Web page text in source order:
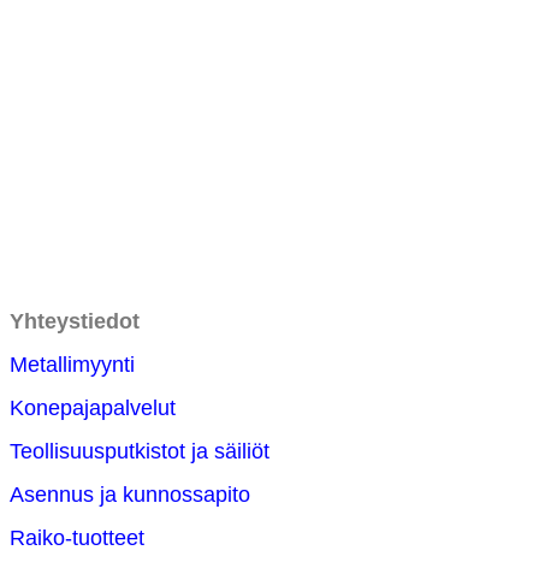
Yhteystiedot
Metallimyynti
Konepajapalvelut
Teollisuusputkistot ja säiliöt
Asennus ja kunnossapito
Raiko-tuotteet